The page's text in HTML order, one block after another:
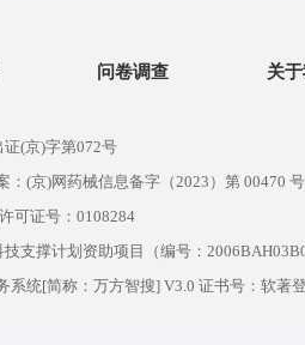
问卷调查 关
(京)字第072号
：(京)网药械信息备字（2023）第 00470 号
可证号：0108284
支撑计划资助项目（编号：
系统[简称：万方智搜] V3.0 证书号：软著